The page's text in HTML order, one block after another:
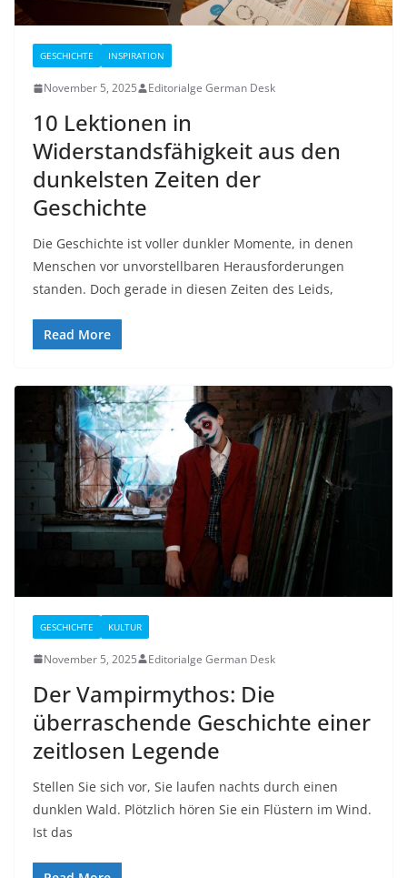
GESCHICHTE INSPIRATION
November 5, 2025 Editorialge German Desk
10 Lektionen in
Widerstandsfähigkeit aus den
dunkelsten Zeiten der
Geschichte
Die Geschichte ist voller dunkler Momente, in denen
Menschen vor unvorstellbaren Herausforderungen
standen. Doch gerade in diesen Zeiten des Leids,
Read More
GESCHICHTE KULTUR
November 5, 2025 Editorialge German Desk
Der Vampirmythos: Die
überraschende Geschichte einer
zeitlosen Legende
Stellen Sie sich vor, Sie laufen nachts durch einen
dunklen Wald. Plötzlich hören Sie ein Flüstern im Wind.
Ist das